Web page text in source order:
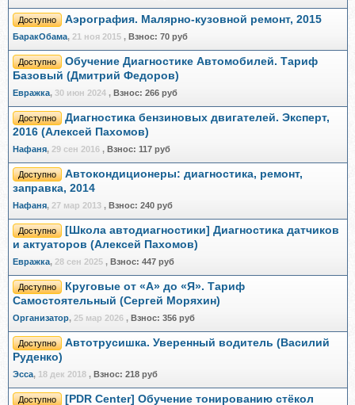
Доступно Аэрография. Малярно-кузовной ремонт, 2015
БаракОбама, 21 ноя 2015 , Взнос: 70 руб
Доступно
Обучение Диагностике Автомобилей. Тариф
Базовый (Дмитрий Федоров)
Евражкa, 30 июн 2024 , Взнос: 266 руб
Доступно
Диагностика бензиновых двигателей. Эксперт,
2016 (Алексей Пахомов)
Нафаня, 29 сен 2016 , Взнос: 117 руб
Доступно
Автокондиционеры: диагностика, ремонт,
заправка, 2014
Нафаня, 27 мар 2013 , Взнос: 240 руб
Доступно
[Школа автодиагностики] Диагностика датчиков
и актуаторов (Алексей Пахомов)
Евражкa, 28 сен 2025 , Взнос: 447 руб
Доступно
Круговые от «А» до «Я». Тариф
Самостоятельный (Сергей Моряхин)
Организатор, 25 мар 2026 , Взнос: 356 руб
Доступно
Автотрусишка. Уверенный водитель (Василий
Руденко)
Эсса, 18 дек 2018 , Взнос: 218 руб
Доступно [PDR Center] Обучение тонированию стёкол